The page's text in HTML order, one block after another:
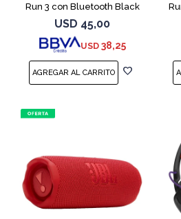
Run 3 con Bluetooth Black
USD 45,00
USD 38,25